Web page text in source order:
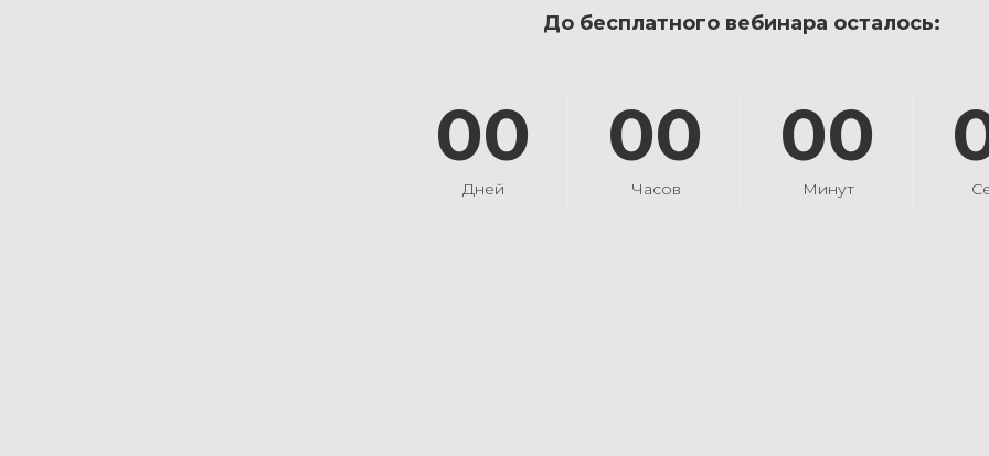
До бесплатного вебинара осталось:
00
Дней
00
Часов
00
Минут